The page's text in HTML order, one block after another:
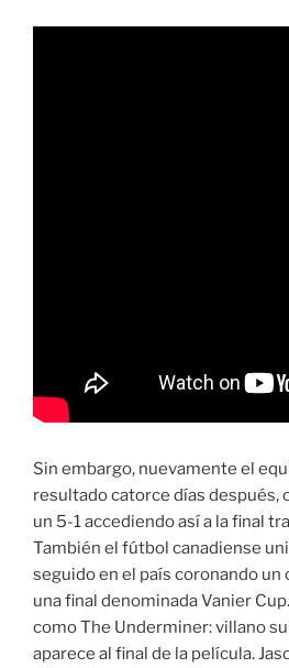
Sin embargo, nuevamente el
resultado catorce días después,
un 5-1 accediendo así a la final
También el fútbol canadiense
seguido en el país coronando un
una final denominada Vanier
como The Underminer: villano
aparece al final de la película.